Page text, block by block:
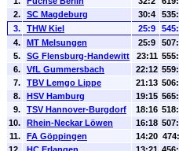
2.
SC Magdeburg 30:4
3.
THW Kiel 25:9
4.
MT Melsungen 25:9
5.
SG Flensburg-Handewitt 23:11
6.
VfL Gummersbach 22:12
7.
TBV Lemgo Lippe 21:13
8.
HSV Hamburg 19:15
9.
TSV Hannover-Burgdorf 18:16
10.
Rhein-Neckar Löwen 16:18
11.
FA Göppingen 14:20